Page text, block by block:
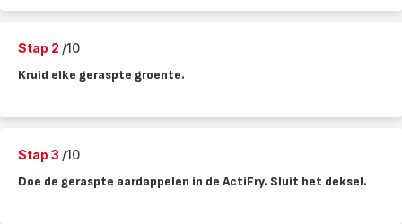
Stap 2 /10
Kruid elke geraspte groente.
Stap 3 /10
Doe de geraspte aardappelen in de ActiFry. Sluit het deksel.